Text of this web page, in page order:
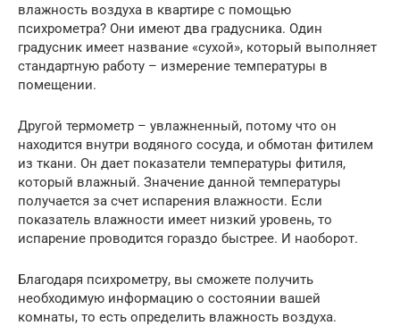
влажность воздуха в квартире с помощью
психрометра? Они имеют два градусника. Один
градусник имеет название «сухой», который выполняет
стандартную работу – измерение температуры в
помещении.
Другой термометр – увлажненный, потому что он
находится внутри водяного сосуда, и обмотан фитилем
из ткани. Он дает показатели температуры фитиля,
который влажный. Значение данной температуры
получается за счет испарения влажности. Если
показатель влажности имеет низкий уровень, то
испарение проводится гораздо быстрее. И наоборот.
Благодаря психрометру, вы сможете получить
необходимую информацию о состоянии вашей
комнаты, то есть определить влажность воздуха.